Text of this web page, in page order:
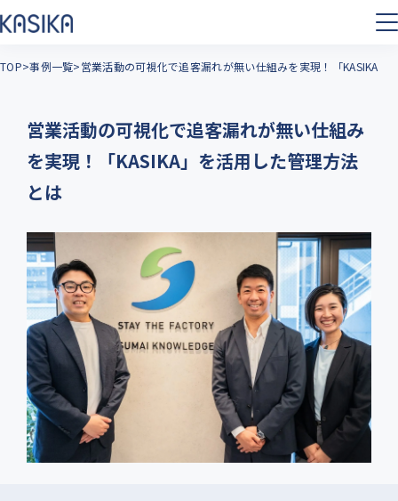
TOP 事例一覧 営業活動の可視化で追客漏れが無い仕組みを実現！「KASIKA」
営業活動の可視化で追客漏れが無い仕組み
を実現！「KASIKA」を活用した管理方法
とは